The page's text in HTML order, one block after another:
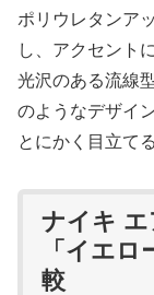
ポリウレタンア
し、アクセント
光沢のある流線
のようなデザイ
とにかく目立て
ナイキ
「イエ
較